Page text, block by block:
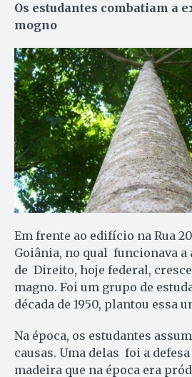
Os estudantes combatiam a
mogno
Em frente ao edifício na Rua
Goiânia, no qual funcionava a
de Direito, hoje federal,
magno. Foi um grupo de
década de 1950, plantou essa
Na época, os estudantes
causas. Uma delas foi a
madeira que na época era